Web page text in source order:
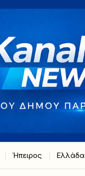
Ήπειρος Ελλάδα